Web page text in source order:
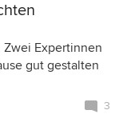
Expertinnen
gut gestalten
3